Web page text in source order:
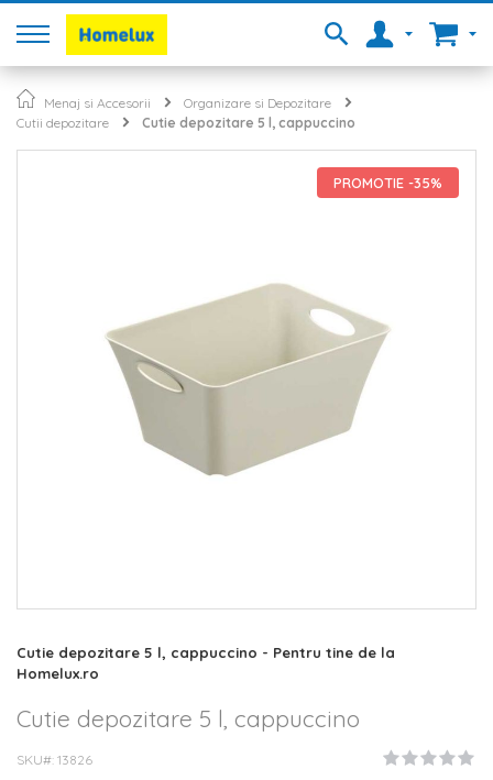
Menaj si Accesorii
Organizare si Depozitare
Cutii depozitare
Cutie depozitare 5 l, cappuccino
PROMOTIE -35%
Skip
to
beginning
of
images
Cutie depozitare 5 l, cappuccino - Pentru tine de la
Homelux.ro
Cutie depozitare 5 l, cappuccino
SKU# 13826